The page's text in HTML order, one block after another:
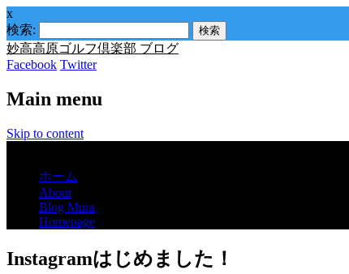
x
検索:
妙高高原ゴルフ倶楽部 ブログ
Facebook Twitter
Main menu
Skip to content
ホーム
About
Blog Mura
Homepage
Instagramはじめました！